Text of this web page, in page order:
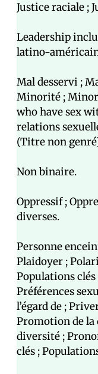
Justice raciale ;
Leadership
latino-
Mal desservi ;
Minorité ;
who have sex
relations
(Titre non
Non binaire.
Oppressif ;
diverses.
Personne
Plaidoyer ;
Populations
Préférences
l’égard de ;
Promotion de
diversité ;
clés ;